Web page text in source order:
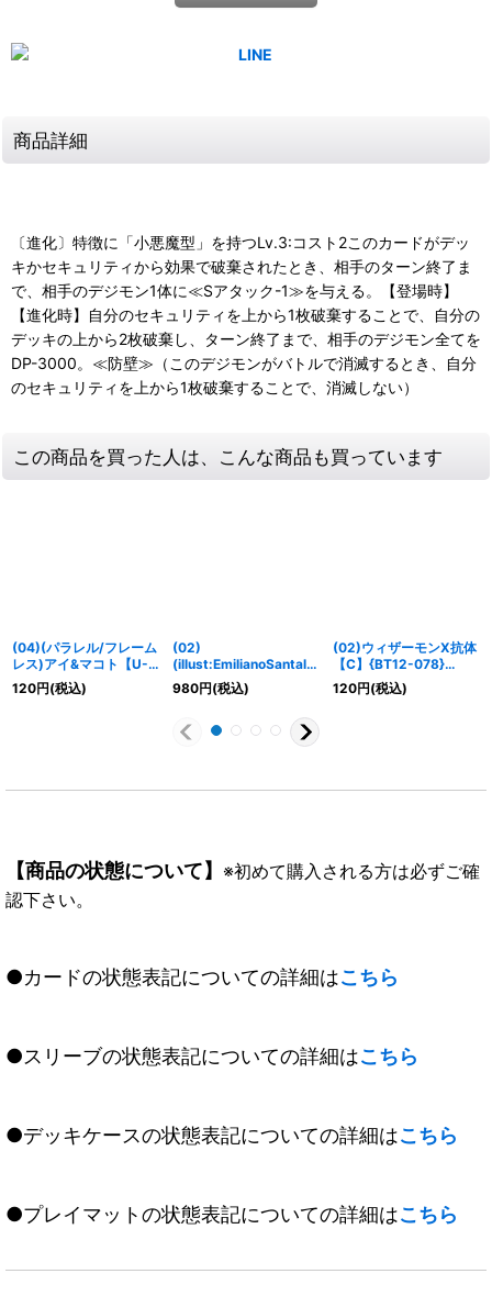
商品詳細
〔進化〕特徴に「小悪魔型」を持つLv.3:コスト2このカードがデッ
キかセキュリティから効果で破棄されたとき、相手のターン終了ま
で、相手のデジモン1体に≪Sアタック-1≫を与える。【登場時】
【進化時】自分のセキュリティを上から1枚破棄することで、自分の
デッキの上から2枚破棄し、ターン終了まで、相手のデジモン全てを
DP-3000。≪防壁≫（このデジモンがバトルで消滅するとき、自分
のセキュリティを上から1枚破棄することで、消滅しない）
この商品を買った人は、こんな商品も買っています
(04)(パラレル/フレーム
レス)アイ&マコト【U-
P】{BT19-088}《紫》
120円(税込)
(02)
(illust:EmilianoSantalu
cia)ベルゼブモンX抗体
【SR】{BT12-085}
980円(税込)
(02)ウィザーモンX抗体
【C】{BT12-078}
《紫》
120円(税込)
【商品の状態について】 ※初めて購入される方は必ずご確
認下さい。
●カードの状態表記についての詳細はこちら
●スリーブの状態表記についての詳細はこちら
●デッキケースの状態表記についての詳細はこちら
●プレイマットの状態表記についての詳細はこちら